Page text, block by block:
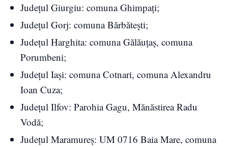
Județul Giurgiu: comuna Ghimpați;
Județul Gorj: comuna Bărbătești;
Județul Harghita: comuna Gălăuțaș, comuna
Porumbeni;
Județul Iași: comuna Cotnari, comuna Alexandru
Ioan Cuza;
Județul Ilfov: Parohia Gagu, Mănăstirea Radu
Vodă;
Județul Maramureș: UM 0716 Baia Mare, comuna